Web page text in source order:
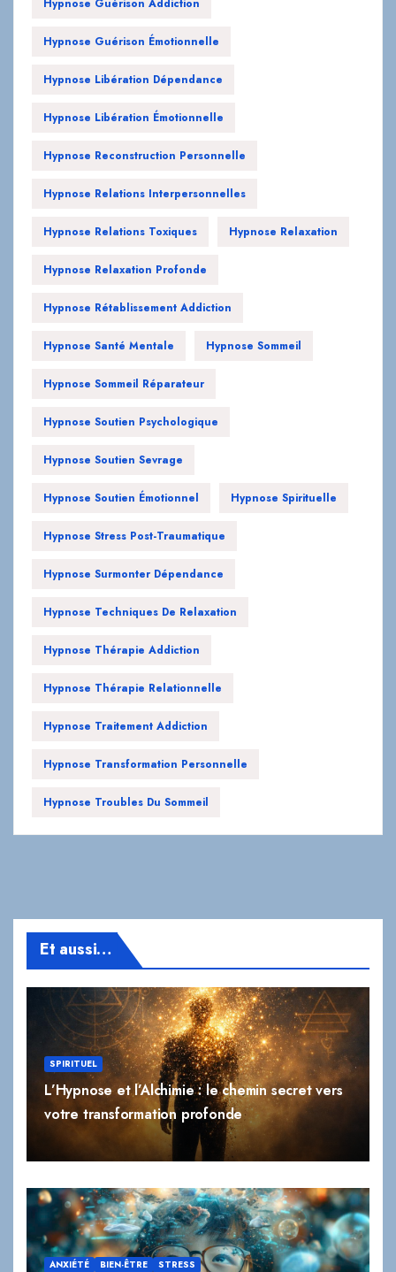
Hypnose Guérison Addiction
Hypnose Guérison Émotionnelle
Hypnose Libération Dépendance
Hypnose Libération Émotionnelle
Hypnose Reconstruction Personnelle
Hypnose Relations Interpersonnelles
Hypnose Relations Toxiques Hypnose Relaxation
Hypnose Relaxation Profonde
Hypnose Rétablissement Addiction
Hypnose Santé Mentale Hypnose Sommeil
Hypnose Sommeil Réparateur
Hypnose Soutien Psychologique
Hypnose Soutien Sevrage
Hypnose Soutien Émotionnel Hypnose Spirituelle
Hypnose Stress Post-Traumatique
Hypnose Surmonter Dépendance
Hypnose Techniques De Relaxation
Hypnose Thérapie Addiction
Hypnose Thérapie Relationnelle
Hypnose Traitement Addiction
Hypnose Transformation Personnelle
Hypnose Troubles Du Sommeil
Et aussi…
SPIRITUEL
L’Hypnose et l’Alchimie : le chemin secret vers
votre transformation profonde
ANXIÉTÉ BIEN-ÊTRE STRESS